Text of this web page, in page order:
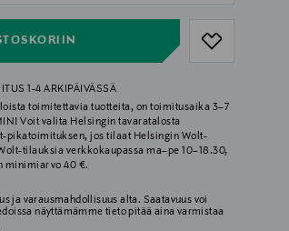
1-4 ARKIPÄIVÄSSÄ
toimitettavia tuotteita, on toimitusaika 3–7
Voit valita Helsingin tavaratalosta
pikatoimituksen, jos tilaat Helsingin Wolt-
tilauksia verkkokaupassa ma–pe 10–18.30,
minimiarvo 40 €.
ja varausmahdollisuus alta. Saatavuus voi
näyttämämme tieto pitää aina varmistaa